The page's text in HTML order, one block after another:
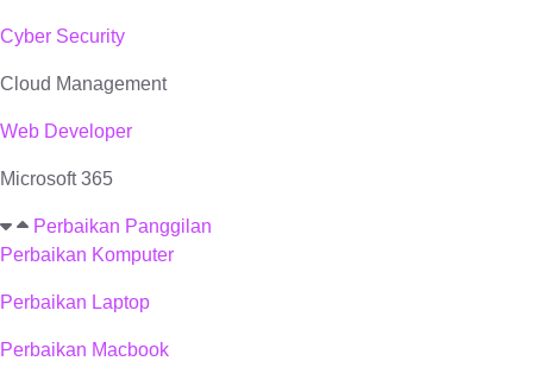
Cyber Security
Cloud Management
Web Developer
Microsoft 365
Perbaikan Panggilan
Perbaikan Komputer
Perbaikan Laptop
Perbaikan Macbook